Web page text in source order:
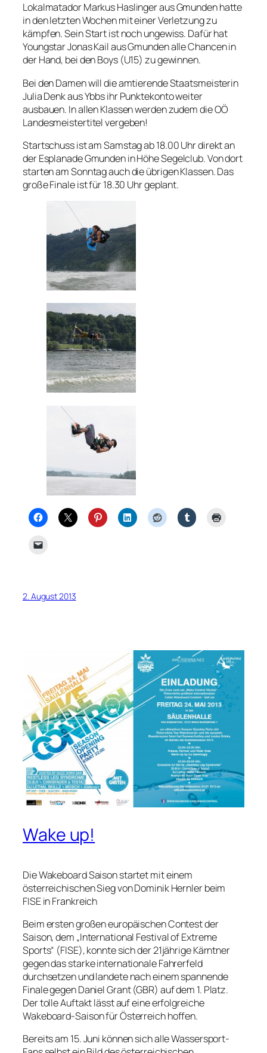
Lokalmatador Markus Haslinger aus Gmunden hatte
in den letzten Wochen mit einer Verletzung zu
kämpfen. Sein Start ist noch ungewiss. Dafür hat
Youngstar Jonas Kail aus Gmunden alle Chancen in
der Hand, bei den Boys (U15) zu gewinnen.
Bei den Damen will die amtierende Staatsmeisterin
Julia Denk aus Ybbs ihr Punktekonto weiter
ausbauen. In allen Klassen werden zudem die OÖ
Landesmeistertitel vergeben!
Startschuss ist am Samstag ab 18.00 Uhr direkt an
der Esplanade Gmunden in Höhe Segelclub. Von dort
starten am Sonntag auch die übrigen Klassen. Das
große Finale ist für 18.30 Uhr geplant.
2. August 2013
Wake up!
Die Wakeboard Saison startet mit einem
österreichischen Sieg von Dominik Hernler beim
FISE in Frankreich
Beim ersten großen europäischen Contest der
Saison, dem „International Festival of Extreme
Sports“ (FISE), konnte sich der 21jährige Kärntner
gegen das starke internationale Fahrerfeld
durchsetzen und landete nach einem spannende
Finale gegen Daniel Grant (GBR) auf dem 1. Platz.
Der tolle Auftakt lässt auf eine erfolgreiche
Wakeboard-Saison für Österreich hoffen.
Bereits am 15. Juni können sich alle Wassersport-